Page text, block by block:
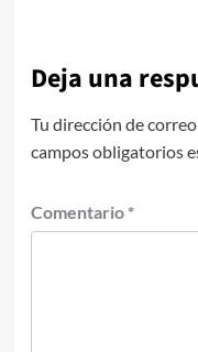
Deja una
Tu dirección de
campos obligatorios
Comentario *